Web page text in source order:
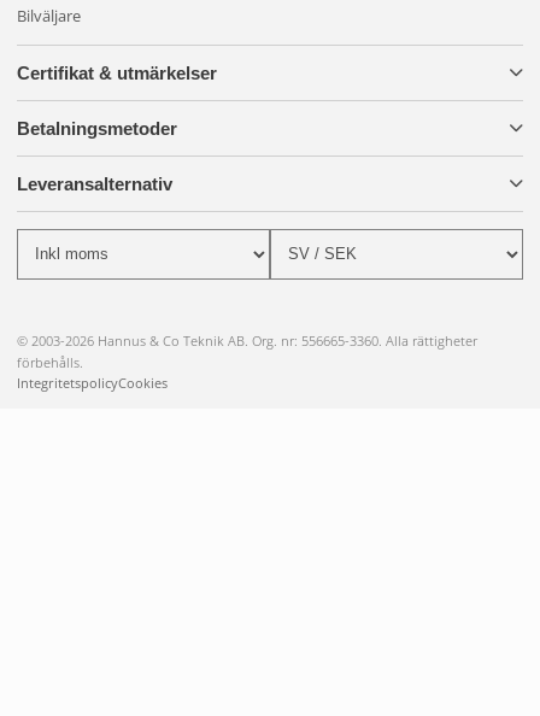
Bilväljare
Certifikat & utmärkelser
Betalningsmetoder
Leveransalternativ
© 2003-2026 Hannus & Co Teknik AB. Org. nr: 556665-3360. Alla rättigheter
förbehålls.
IntegritetspolicyCookies